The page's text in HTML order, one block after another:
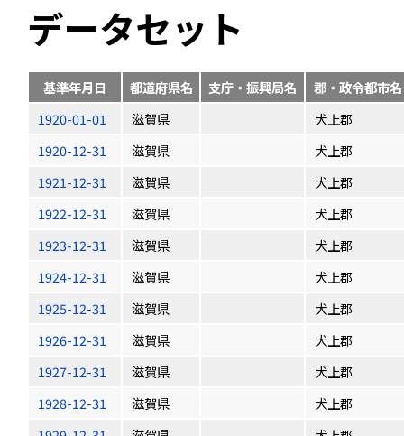
データセット
基準年月日 都道府県名 支庁・振興局名
郡・政令都市名
1920-01-01
滋賀県
犬上郡
1920-12-31
滋賀県
犬上郡
1921-12-31
滋賀県
犬上郡
1922-12-31
滋賀県
犬上郡
1923-12-31
滋賀県
犬上郡
1924-12-31
滋賀県
犬上郡
1925-12-31
滋賀県
犬上郡
1926-12-31
滋賀県
犬上郡
1927-12-31
滋賀県
犬上郡
1928-12-31
滋賀県
犬上郡